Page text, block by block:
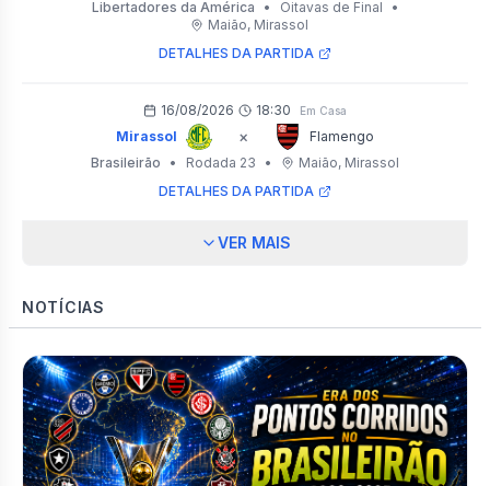
Libertadores da América
• Oitavas de Final
•
Maião, Mirassol
DETALHES DA PARTIDA
16/08/2026 18:30 Em Casa
Mirassol ×
Flamengo
Brasileirão
• Rodada 23 • Maião, Mirassol
DETALHES DA PARTIDA
VER MAIS
NOTÍCIAS